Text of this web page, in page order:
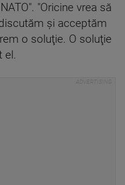
"Oricine vrea să
şi acceptăm
o soluţie. O soluţie
el.